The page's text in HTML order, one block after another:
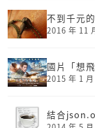
不到千元
2016 年 11
國片「想
2015 年 1 月
結合